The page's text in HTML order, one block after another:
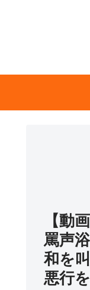
【動
罵声
和を
悪行